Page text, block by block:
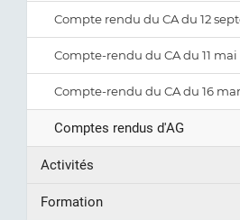
Compte rendu du CA du 12
Compte-rendu du CA du 11 mai
Compte-rendu du CA du 16
Comptes rendus d'AG
Activités
Formation